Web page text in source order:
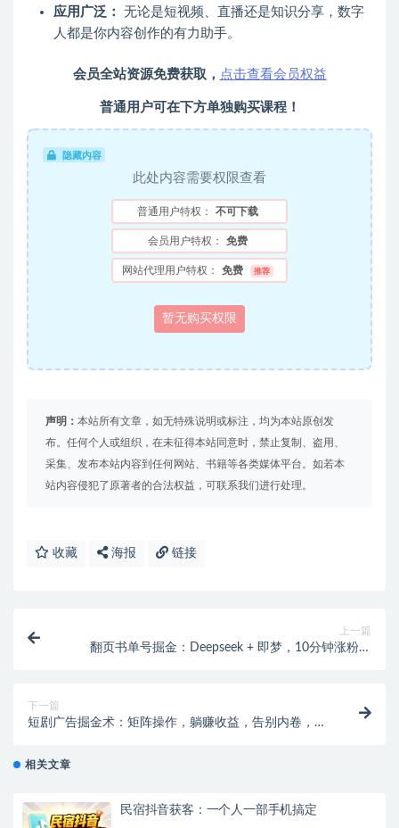
应用广泛：
无论是短视频、直播还是知识分享，数字
人都是你内容创作的有力助手。
会员全站资源免费获取， 点击查看会员权益
普通用户可在下方单独购买课程！
隐藏内容
此处内容需要权限查看
普通用户特权： 不可下载
会员用户特权： 免费
网站代理用户特权： 免费 推荐
暂无购买权限
声明： 本站所有文章，如无特殊说明或标注，均为本站原创发
布。任何个人或组织，在未征得本站同意时，禁止复制、盗用、
采集、发布本站内容到任何网站、书籍等各类媒体平台。如若本
站内容侵犯了原著者的合法权益，可联系我们进行处理。
收藏 海报 链接
上一篇
翻页书单号掘金：Deepseek + 即梦，10分钟涨粉变
下一篇
短剧广告掘金术：矩阵操作，躺赚收益，告别内卷，每
相关文章
民宿抖音获客：一个人一部手机搞定